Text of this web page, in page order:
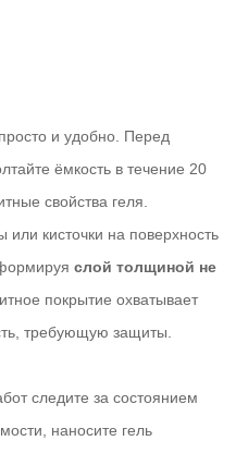
и удобно. Перед
ёмкость в течение 20
свойства геля.
кисточки на поверхность
слой толщиной не
покрытие охватывает
требующую защиты.
следите за состоянием
наносите гель